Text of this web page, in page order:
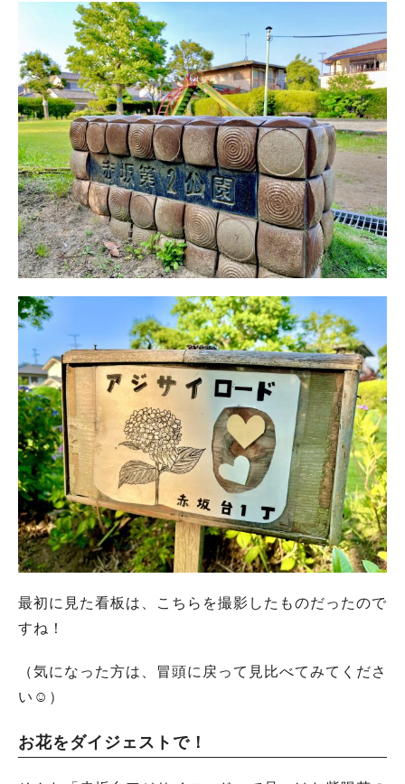
最初に見た看板は、こちらを撮影したものだったので
すね！
（気になった方は、冒頭に戻って見比べてみてくださ
い☺︎）
お花をダイジェストで！